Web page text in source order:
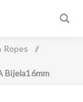
Ropes /
Bijela16mm